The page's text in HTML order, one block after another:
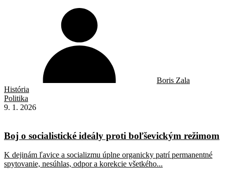
Boris Zala
História
Politika
9. 1. 2026
Boj o socialistické ideály proti boľševickým režimom
K dejinám ľavice a socializmu úplne organicky patrí permanentné
spytovanie, nesúhlas, odpor a korekcie všetkého...